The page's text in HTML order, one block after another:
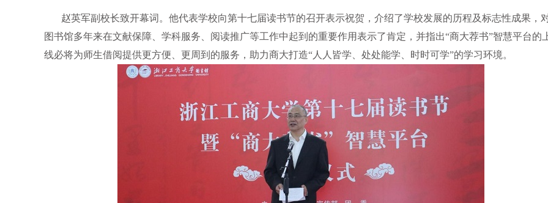
赵英军副校长致开幕词。他代表学校向第十七届读书节的召开表示祝贺，介绍了学校发展的历程及标志性成果，
图书馆多年来在文献保障、学科服务、阅读推广等工作中起到的重要作用表示了肯定，并指出“商大荐书”智慧平台的
线必将为师生借阅提供更方便、更周到的服务，助力商大打造“人人皆学、处处能学、时时可学”的学习环境。